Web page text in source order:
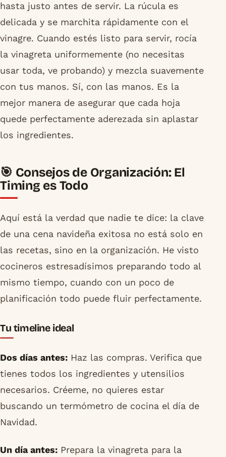
hasta justo antes de servir. La rúcula es
delicada y se marchita rápidamente con el
vinagre. Cuando estés listo para servir, rocía
la vinagreta uniformemente (no necesitas
usar toda, ve probando) y mezcla suavemente
con tus manos. Sí, con las manos. Es la
mejor manera de asegurar que cada hoja
quede perfectamente aderezada sin aplastar
los ingredientes.
🎯 Consejos de Organización: El
Timing es Todo
Aquí está la verdad que nadie te dice: la clave
de una cena navideña exitosa no está solo en
las recetas, sino en la organización. He visto
cocineros estresadísimos preparando todo al
mismo tiempo, cuando con un poco de
planificación todo puede fluir perfectamente.
Tu timeline ideal
Dos días antes: Haz las compras. Verifica que
tienes todos los ingredientes y utensilios
necesarios. Créeme, no quieres estar
buscando un termómetro de cocina el día de
Navidad.
Un día antes: Prepara la vinagreta para la